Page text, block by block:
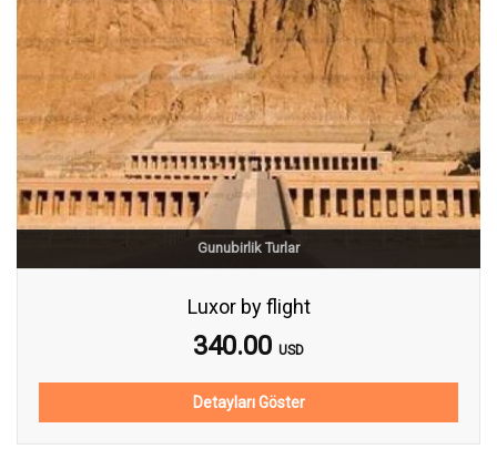
Gunubirlik Turlar
Luxor by flight
340.00 USD
Detayları Göster